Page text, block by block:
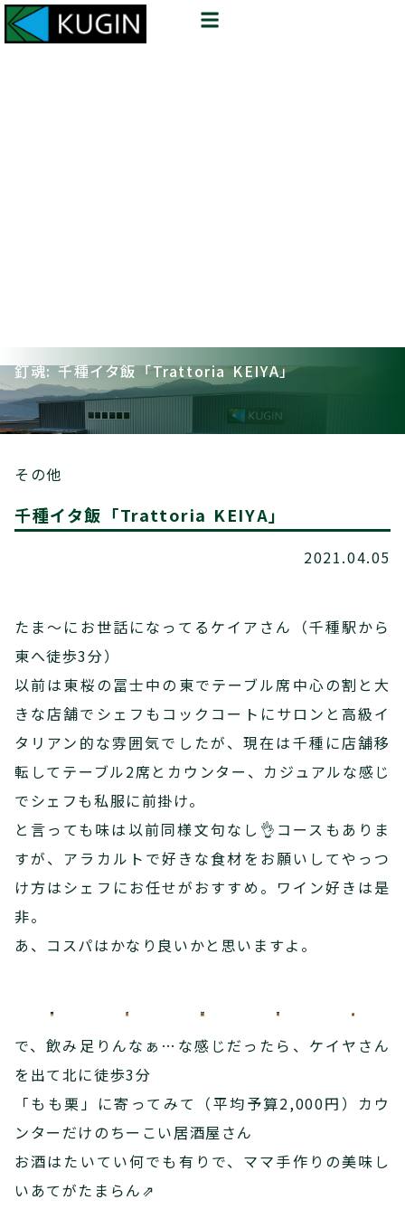
釘魂: 千種イタ飯「Trattoria KEIYA」
その他
千種イタ飯「Trattoria KEIYA」
2021.04.05
たま～にお世話になってるケイアさん（千種駅から
東へ徒歩3分）
以前は東桜の冨士中の東でテーブル席中心の割と大
きな店舗でシェフもコックコートにサロンと高級イ
タリアン的な雰囲気でしたが、現在は千種に店舗移
転してテーブル2席とカウンター、カジュアルな感じ
でシェフも私服に前掛け。
と言っても味は以前同様文句なし👌コースもありま
すが、アラカルトで好きな食材をお願いしてやっつ
け方はシェフにお任せがおすすめ。ワイン好きは是
非。
あ、コスパはかなり良いかと思いますよ。
で、飲み足りんなぁ…な感じだったら、ケイヤさん
を出て北に徒歩3分
「もも栗」に寄ってみて（平均予算2,000円）カウ
ンターだけのちーこい居酒屋さん
お酒はたいてい何でも有りで、ママ手作りの美味し
いあてがたまらん⇗